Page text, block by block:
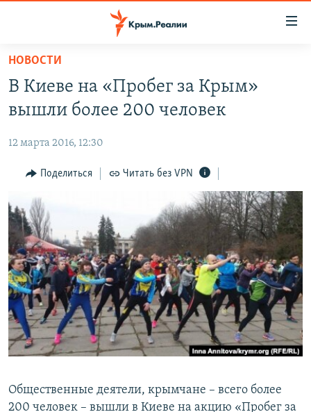
Вернуться
основному
содержанию
навигации
поиску
СПЕЦПРОЕКТЫ
КАРТА ВОЕННЫХ ОБЪЕКТОВ КРЫМА
11 ЛЕТ ОККУПАЦИИ КРЫМА. 11 ИСТОРИЙ СОПРОТИВЛЕНИЯ
ИСТОРИЯ
ЕЩЕ
ИНТЕРАКТИВ
ИНФОГРАФИКА
ТЕЛЕПРОЕКТ КРЫМ.РЕАЛИИ
СОВЕТЫ ПРАВОЗАЩИТНИКОВ
ПРОПАВШИЕ БЕЗ ВЕСТИ
ПОБЕДИТЕЛЕЙ НЕ СУДЯТ?
КРЫМ.НЕПОКОРЕННЫЙ
УКРАИНСКАЯ ПРОБЛЕМА КРЫМА
РАДІО СВОБОДА
КАК ОБОЙТИ БЛОКИРОВКУ
Українською
Qırımtatar
ПРИСОЕДИНЯЙТЕСЬ!
НОВОСТИ
В Киеве на «Пробег за Крым»
вышли более 200 человек
12 марта 2016, 12:30
Поделиться Читать без VPN
Общественные деятели, крымчане – всего более
200 человек – вышли в Киеве на акцию «Пробег за